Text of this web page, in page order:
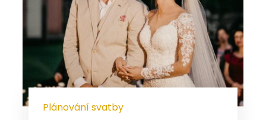
Plánování svatby